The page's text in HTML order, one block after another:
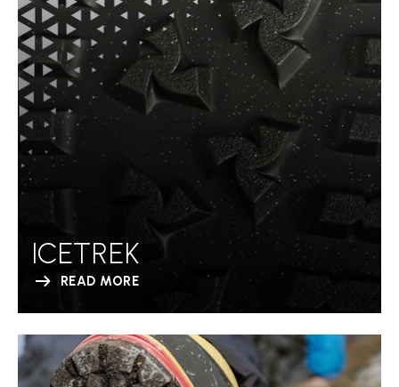
ICETREK
READ MORE